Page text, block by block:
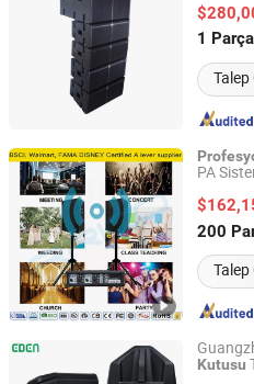
1 Parça
Talep
Guangdong, China
PA
Parlant
200
Talep
Ningbo Jumboaudio Industrial
Zhejiang, China
Kutusu
Guangzhou EDEN Electronic